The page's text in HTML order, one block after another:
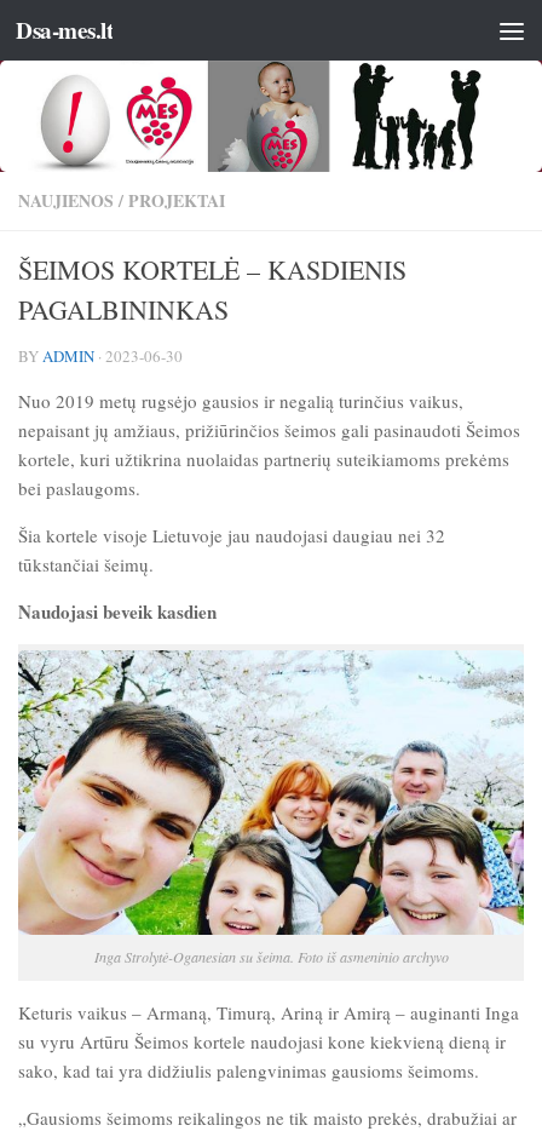
Dsa-mes.lt
NAUJIENOS /PROJEKTAI
ŠEIMOS KORTELĖ – KASDIENIS
PAGALBININKAS
BYADMIN · 2023-06-30
Nuo 2019 metų rugsėjo gausios ir negalią turinčius vaikus,
nepaisant jų amžiaus, prižiūrinčios šeimos gali pasinaudoti Šeimos
kortele, kuri užtikrina nuolaidas partnerių suteikiamoms prekėms
bei paslaugoms.
Šia kortele visoje Lietuvoje jau naudojasi daugiau nei 32
tūkstančiai šeimų.
Naudojasi beveik kasdien
Inga Strolytė-Oganesian su šeima. Foto iš asmeninio archyvo
Keturis vaikus – Armaną, Timurą, Ariną ir Amirą – auginanti Inga
su vyru Artūru Šeimos kortele naudojasi kone kiekvieną dieną ir
sako, kad tai yra didžiulis palengvinimas gausioms šeimoms.
„Gausioms šeimoms reikalingos ne tik maisto prekės, drabužiai ar